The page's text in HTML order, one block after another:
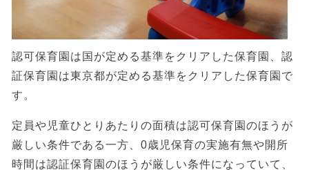
認可保育園は国が定める基準をクリアした保育園、認
証保育園は東京都が定める基準をクリアした保育園で
す。
定員や児童ひとりあたりの面積は認可保育園のほうが
厳しい条件である一方、0歳児保育の実施有無や開所
時間は認証保育園のほうが厳しい条件になっていて、